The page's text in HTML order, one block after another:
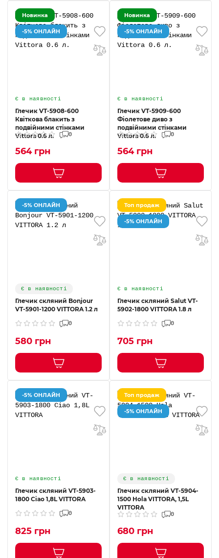
Новинка
-5% ОНЛАЙН
Є в наявності
Глечик VT-5908-600
Квіткова блакить з
подвійними стінками
Vittora 0.6 л.
0
564 грн
Новинка
-5% ОНЛАЙН
Є в наявності
Глечик VT-5909-600
Фіолетове диво з
подвійними стінками
Vittora 0.6 л.
0
564 грн
-5% ОНЛАЙН
Є в наявності
Глечик скляний Bonjour
VT-5901-1200 VITTORA 1.2 л
0
580 грн
Топ продаж
-5% ОНЛАЙН
Є в наявності
Глечик скляний Salut VT-
5902-1800 VITTORA 1.8 л
0
705 грн
-5% ОНЛАЙН
Є в наявності
Глечик скляний VT-5903-
1800 Ciao 1,8L VITTORA
0
825 грн
Топ продаж
-5% ОНЛАЙН
Є в наявності
Глечик скляний VT-5904-
1500 Hola VITTORA, 1,5L
VITTORA
0
680 грн